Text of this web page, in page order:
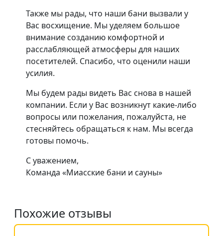
Также мы рады, что наши бани вызвали у
Вас восхищение. Мы уделяем большое
внимание созданию комфортной и
расслабляющей атмосферы для наших
посетителей. Спасибо, что оценили наши
усилия.
Мы будем рады видеть Вас снова в нашей
компании. Если у Вас возникнут какие-либо
вопросы или пожелания, пожалуйста, не
стесняйтесь обращаться к нам. Мы всегда
готовы помочь.
С уважением,
Команда «Миасские бани и сауны»
Похожие отзывы